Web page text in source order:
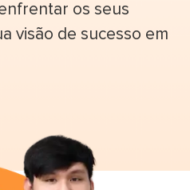
os seus
visão de sucesso em